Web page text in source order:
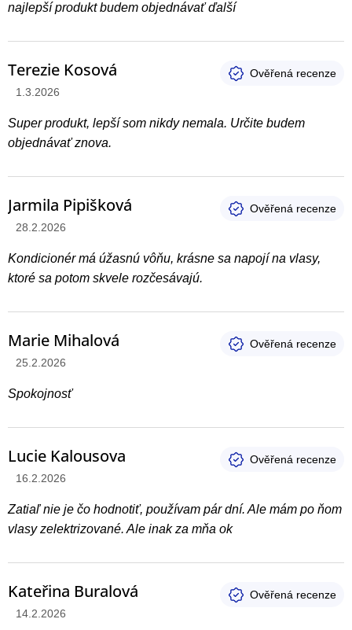
najlepší produkt budem objednávať ďalší
Terezie Kosová
Hodnotenie produktu je 5 z 5 hviezdičiek.
1.3.2026
Super produkt, lepší som nikdy nemala. Určite budem
objednávať znova.
Jarmila Pipišková
Hodnotenie produktu je 5 z 5 hviezdičiek.
28.2.2026
Kondicionér má úžasnú vôňu, krásne sa napojí na vlasy,
ktoré sa potom skvele rozčesávajú.
Marie Mihalová
Hodnotenie produktu je 5 z 5 hviezdičiek.
25.2.2026
Spokojnosť
Lucie Kalousova
Hodnotenie produktu je 5 z 5 hviezdičiek.
16.2.2026
Zatiaľ nie je čo hodnotiť, používam pár dní. Ale mám po ňom
vlasy zelektrizované. Ale inak za mňa ok
Kateřina Buralová
Hodnotenie produktu je 5 z 5 hviezdičiek.
14.2.2026